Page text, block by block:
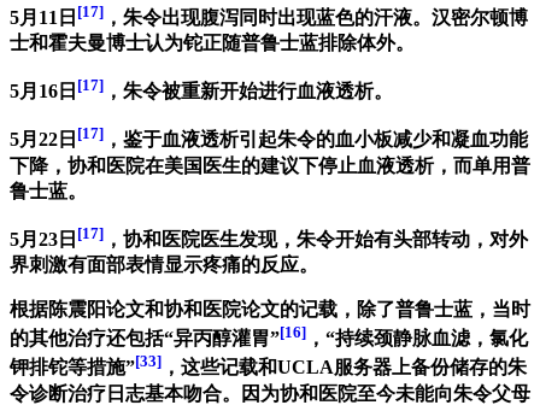
5月11日 [17] ，朱令出现腹泻同时出现蓝色的汗液。汉密尔顿博
士和霍夫曼博士认为铊正随普鲁士蓝排除体外。
5月16日 [17] ，朱令被重新开始进行血液透析。
5月22日 [17] ，鉴于血液透析引起朱令的血小板减少和凝血功能
下降，协和医院在美国医生的建议下停止血液透析，而单用普
鲁士蓝。
5月23日 [17] ，协和医院医生发现，朱令开始有头部转动，对外
界刺激有面部表情显示疼痛的反应。
根据陈震阳论文和协和医院论文的记载，除了普鲁士蓝，当时
的其他治疗还包括“异丙醇灌胃”[16] ，“持续颈静脉血滤，氯化
钾排铊等措施”[33] ，这些记载和UCLA服务器上备份储存的朱
令诊断治疗日志基本吻合。因为协和医院至今未能向朱令父母